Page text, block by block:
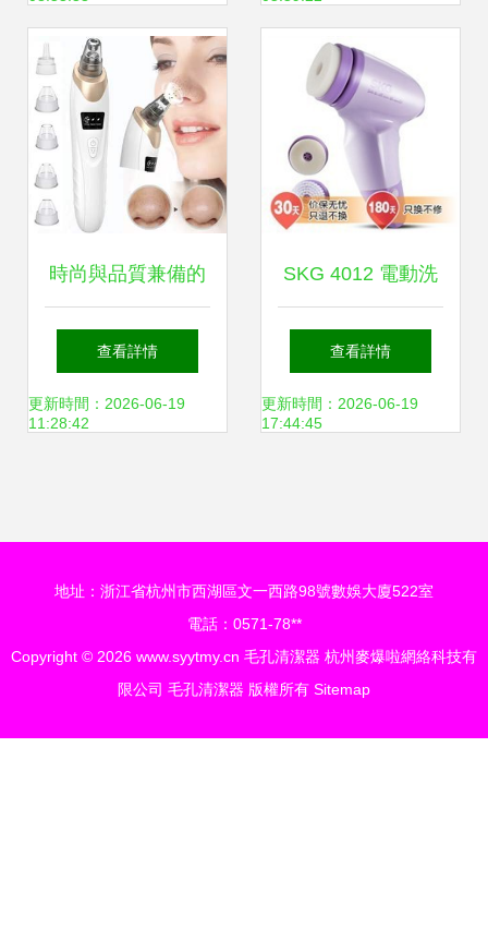
時尚與品質兼備的
毛孔清潔神器——
AIibaba主題吸氣面
查看詳情
更新時間：2026-06-19
11:28:42
SKG 4012 電動洗
臉刷潔面儀深度評
測 毛孔清潔神器還
查看詳情
更新時間：2026-06-19
17:44:45
地址：浙江省杭州市西湖區文一西路98號數娛大廈522室
電話：0571-78**
Copyright © 2026 www.syytmy.cn 毛孔清潔器 杭州麥爆啦網絡科技有
限公司 毛孔清潔器 版權所有 Sitemap